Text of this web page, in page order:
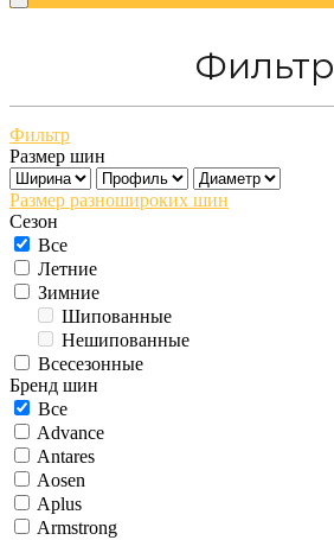
Фильтр
Фильтр
Размер шин
Размер разношироких шин
Сезон
Все
Летние
Зимние
Шипованные
Нешипованные
Всесезонные
Бренд шин
Все
Advance
Antares
Aosen
Aplus
Armstrong